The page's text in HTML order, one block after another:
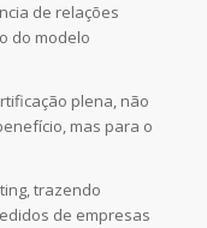
de relações
do modelo
plena, não
mas para o
trazendo
de empresas